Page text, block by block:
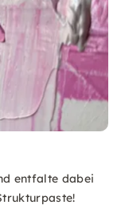
entfalte dabei